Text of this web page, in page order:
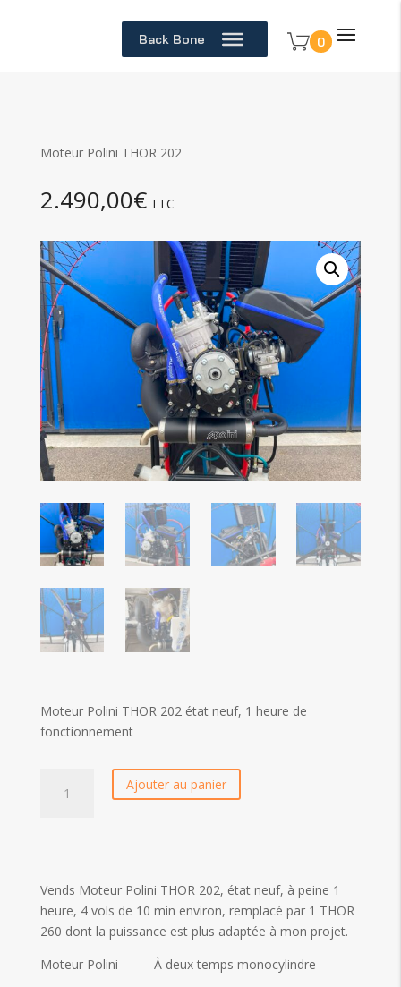
Back Bone 0
Moteur Polini THOR 202
2.490,00€ TTC
Moteur Polini THOR 202 état neuf, 1 heure de
fonctionnement
Polini
Ajouter au panier
Vends Moteur Polini THOR 202, état neuf, à peine 1
heure, 4 vols de 10 min environ, remplacé par 1 THOR
260 dont la puissance est plus adaptée à mon projet.
Moteur Polini À deux temps monocylindre